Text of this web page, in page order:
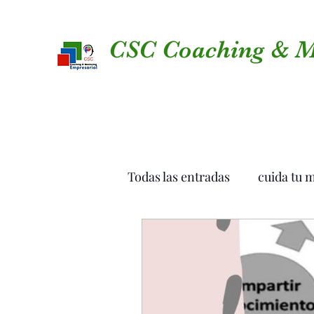
CSC Coaching &
Todas las entradas cuida tu
Funnel Marketing
Marketing Digital para